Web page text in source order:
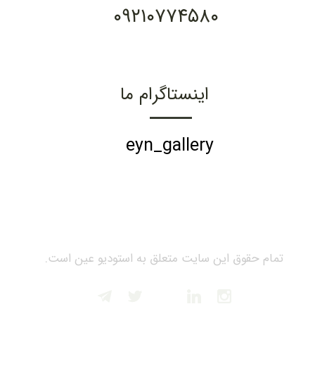
تمام حقوق این سایت متعلق به استودیو عین است.
۰۹۲۱۰۷۷۴۵۸۰
اینستاگرام ما
eyn_gallery